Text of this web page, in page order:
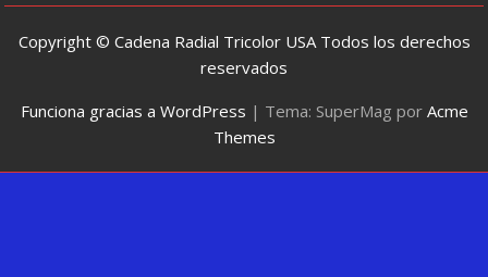
Copyright © Cadena Radial Tricolor USA Todos los derechos
reservados
Funciona gracias a WordPress | Tema: SuperMag por Acme
Themes